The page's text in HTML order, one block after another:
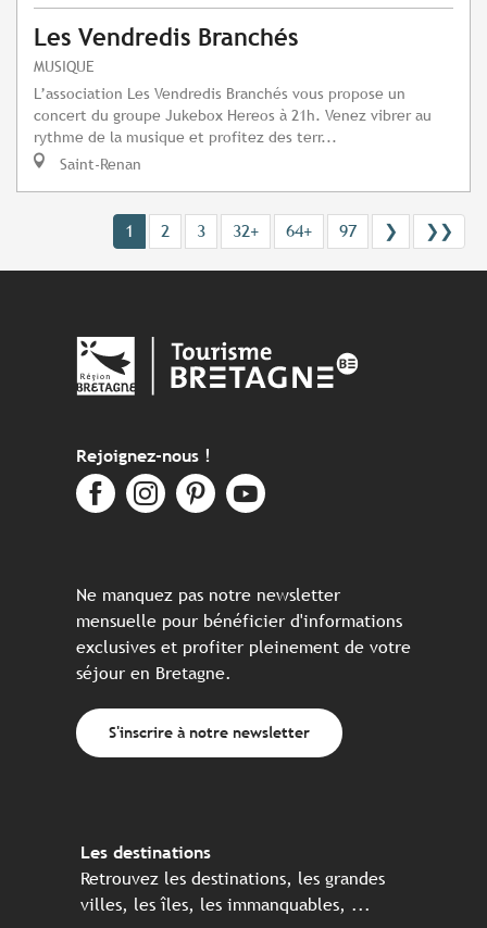
Les Vendredis Branchés
MUSIQUE
L’association Les Vendredis Branchés vous propose un
concert du groupe Jukebox Hereos à 21h. Venez vibrer au
rythme de la musique et profitez des terr...
Saint-Renan
1 2 3 32+ 64+ 97 ❯ ❯❯
Rejoignez-nous !
Ne manquez pas notre newsletter
mensuelle pour bénéficier d'informations
exclusives et profiter pleinement de votre
séjour en Bretagne.
S'inscrire à notre newsletter
Les destinations
Retrouvez les destinations, les grandes
villes, les îles, les immanquables, ...